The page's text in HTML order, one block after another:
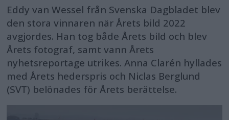
Eddy van Wessel från Svenska Dagbladet blev
den stora vinnaren när Årets bild 2022
avgjordes. Han tog både Årets bild och blev
Årets fotograf, samt vann Årets
nyhetsreportage utrikes. Anna Clarén hyllades
med Årets hederspris och Niclas Berglund
(SVT) belönades för Årets berättelse.